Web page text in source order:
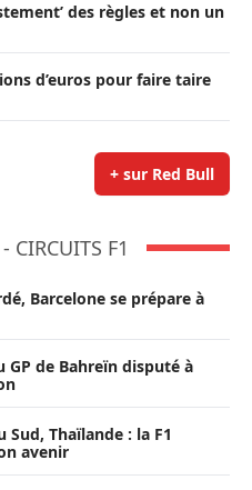
des règles et non un
d’euros pour faire taire
+ sur Red Bull
CIRCUITS F1
Barcelone se prépare à
GP de Bahreïn disputé à
Thaïlande : la F1
avenir